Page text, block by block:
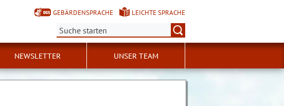
GEBÄRDENSPRACHE
LEICHTE SPRACHE
Suche:
NEWSLETTER UNSER TEAM